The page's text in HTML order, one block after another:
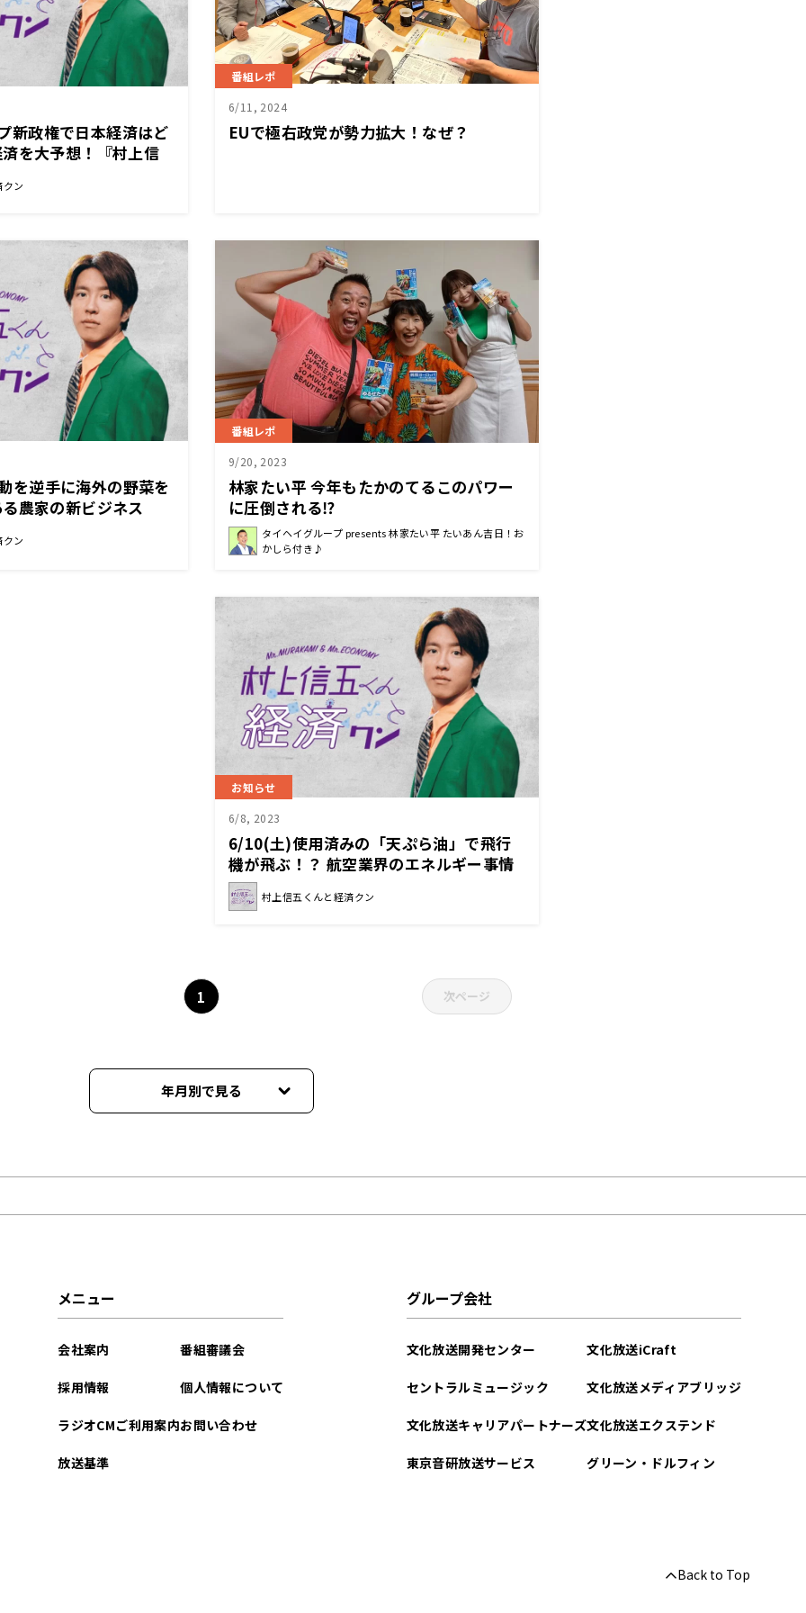
新政権で日本経済はど
を大予想！『村上信
ン
番組レポ
6/11, 2024
EUで極右政党が勢力拡大！なぜ？
を逆手に海外の野菜を
農家の新ビジネス
済クン』
ン
番組レポ
9/20, 2023
林家たい平 今年もたかのてるこのパワー
に圧倒される⁉
タイヘイグループ presents 林家たい平 たいあん吉日！お
かしら付き♪
お知らせ
6/8, 2023
6/10(土)使用済みの「天ぷら油」で飛行
機が飛ぶ！？ 航空業界のエネルギー事情
に迫る『村上信五くんと経済クン』
村上信五くんと経済クン
1 次ページ
年月別で見る
2023年06月
メニュー
会社案内
採用情報
ラジオCMご利用案内
放送基準
番組審議会
個人情報について
お問い合わせ
グループ会社
文化放送開発センター
セントラルミュージック
文化放送キャリアパートナーズ
東京音研放送サービス
文化放送iCraft
文化放送メディアブリッジ
文化放送エクステンド
グリーン・ドルフィン
Back to Top